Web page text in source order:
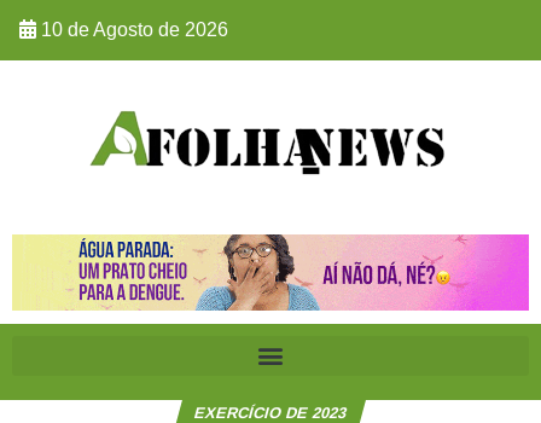
10 de Agosto de 2026
EXERCÍCIO DE 2023